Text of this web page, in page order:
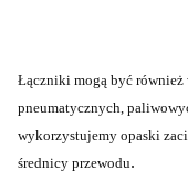
Łączniki mogą być również
pneumatycznych,
wykorzystujemy opaski
średnicy przewodu.